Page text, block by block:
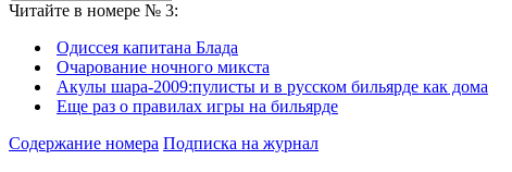
Читайте в номере № 3:
Одиссея капитана Блада
Очарование ночного микста
Акулы шара-2009:пулисты и в русском бильярде как дома
Еще раз о правилах игры на бильярде
Содержание номера Подписка на журнал